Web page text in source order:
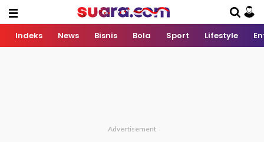
Indeks News Bisnis Bola Sport Lifestyle